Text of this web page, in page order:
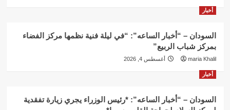
أخبار
السودان – “أخبار الساعه”: “في ليلة فنية نظمها مركز الفضاء
بمركز شباب الربيع”
maria Khalil أغسطس 4, 2026
أخبار
السودان – “أخبار الساعه”: *رئيس الوزراء يجري زيارة تفقدية